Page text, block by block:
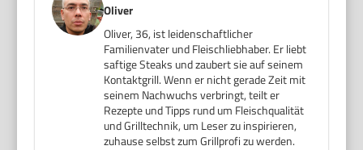
Oliver
Oliver, 36, ist leidenschaftlicher
Familienvater und Fleischliebhaber. Er liebt
saftige Steaks und zaubert sie auf seinem
Kontaktgrill. Wenn er nicht gerade Zeit mit
seinem Nachwuchs verbringt, teilt er
Rezepte und Tipps rund um Fleischqualität
und Grilltechnik, um Leser zu inspirieren,
zuhause selbst zum Grillprofi zu werden.